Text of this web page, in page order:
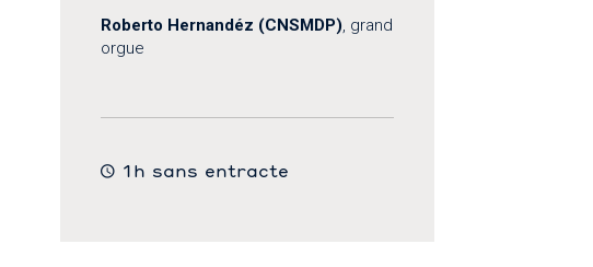
Roberto Hernandéz (CNSMDP), grand
orgue
1h sans entracte